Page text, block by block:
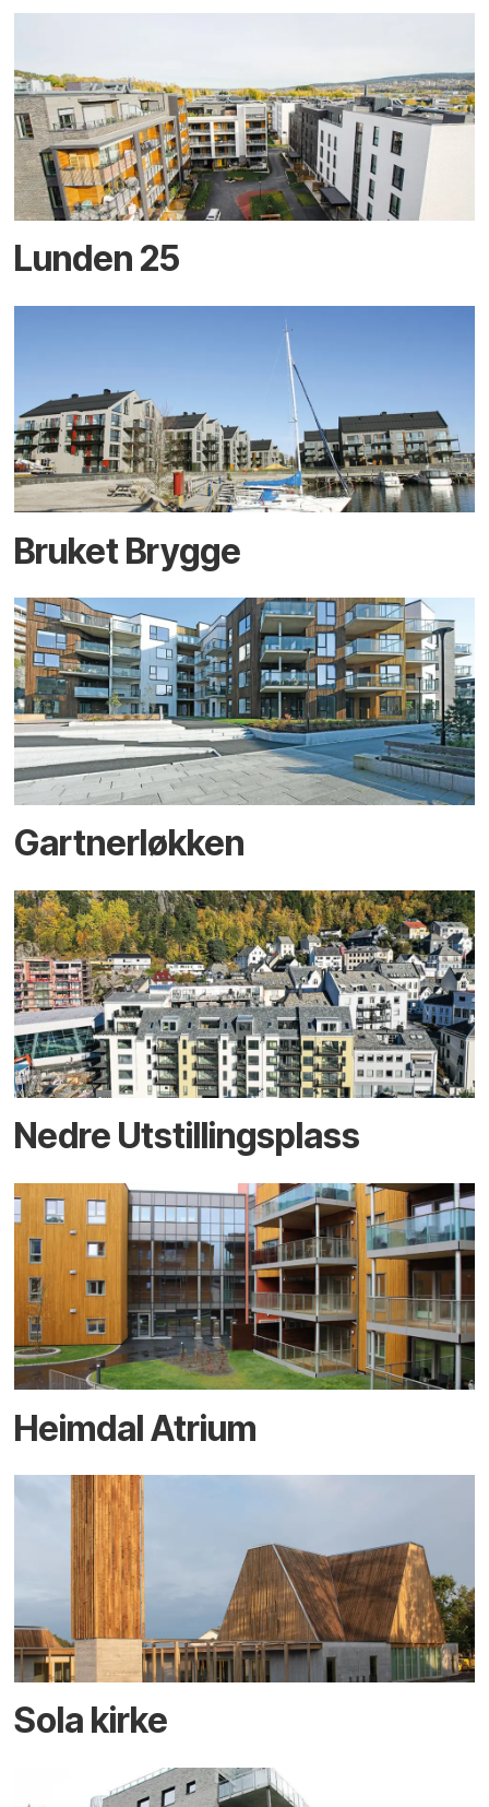
Lunden 25
Bruket Brygge
Gartnerløkken
Nedre Utstillingsplass
Heimdal Atrium
Sola kirke